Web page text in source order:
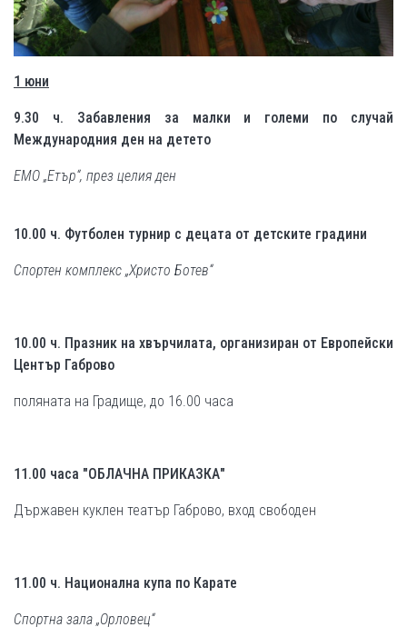
1 юни
9.30 ч. Забавления за малки и големи по случай
Международния ден на детето
ЕМО „Етър“, през целия ден
10.00 ч. Футболен турнир с децата от детските градини
Спортен комплекс „Христо Ботев“
10.00 ч. Празник на хвърчилата, организиран от Европейски
Център Габрово
поляната на Градище, до 16.00 часа
11.00 часа "ОБЛАЧНА ПРИКАЗКА"
Държавен куклен театър Габрово, вход свободен
11.00 ч. Национална купа по Карате
Спортна зала „Орловец“